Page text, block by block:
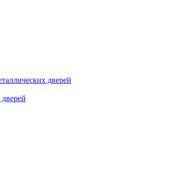
дверей